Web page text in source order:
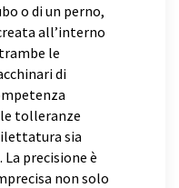
o di un perno,
all’interno
le
di
tolleranze
sia
precisione è
non solo